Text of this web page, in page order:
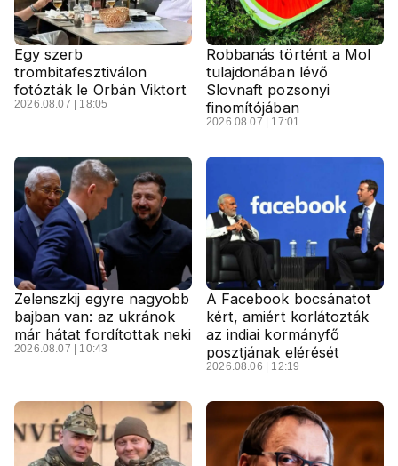
Egy szerb
trombitafesztiválon
fotózták le Orbán Viktort
2026.08.07 | 18:05
Robbanás történt a Mol
tulajdonában lévő
Slovnaft pozsonyi
finomítójában
2026.08.07 | 17:01
Zelenszkij egyre nagyobb
bajban van: az ukránok
már hátat fordítottak neki
2026.08.07 | 10:43
A Facebook bocsánatot
kért, amiért korlátozták
az indiai kormányfő
posztjának elérését
2026.08.06 | 12:19